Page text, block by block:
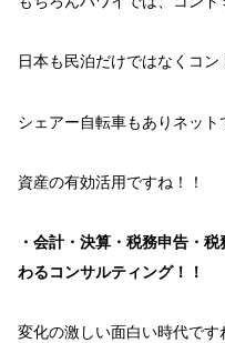
日本も民泊だけではなく コン
シェアー自転車もあり ネット
資産の有効活用ですね！！
・会計・決算・税務申告・
わるコンサルティング！！
変化の激しい面白い時代です